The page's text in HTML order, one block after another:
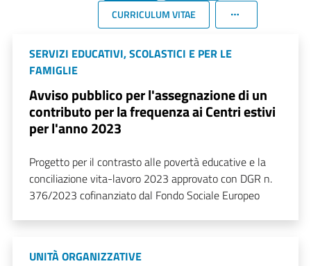
CURRICULUM VITAE
SERVIZI EDUCATIVI, SCOLASTICI E PER LE
FAMIGLIE
Avviso pubblico per l'assegnazione di un
contributo per la frequenza ai Centri estivi
per l'anno 2023
Progetto per il contrasto alle povertà educative e la
conciliazione vita-lavoro 2023 approvato con DGR n.
376/2023 cofinanziato dal Fondo Sociale Europeo
UNITÀ ORGANIZZATIVE